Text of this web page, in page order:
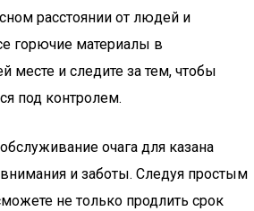
расстоянии от людей и
горючие материалы в
месте и следите за тем, чтобы
под контролем.
очага для казана
и заботы. Следуя простым
не только продлить срок